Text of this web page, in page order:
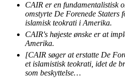
CAIR er en fundamentalistisk
omstyrte De Forenede Staters
islamisk teokrati i Amerika.
CAIR's højeste ønske er at
Amerika.
[CAIR søger at erstatte De
et islamistisk teokrati, idet de
som beskyttelse…